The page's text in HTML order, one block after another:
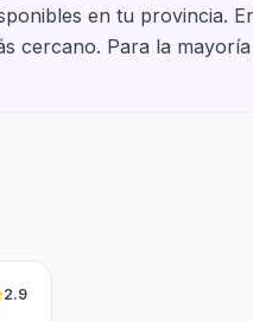
en tu provincia.
cercano. Para la
2.9